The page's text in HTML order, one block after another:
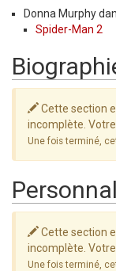
Donna Murphy
Spider-Man 2
Cette section
incomplète. Votre
Une fois terminé,
Cette section
incomplète. Votre
Une fois terminé,